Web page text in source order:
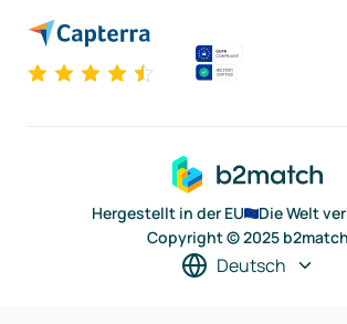
Hergestellt in der EU
Die Welt
Copyright © 2025 b2match
Deutsch